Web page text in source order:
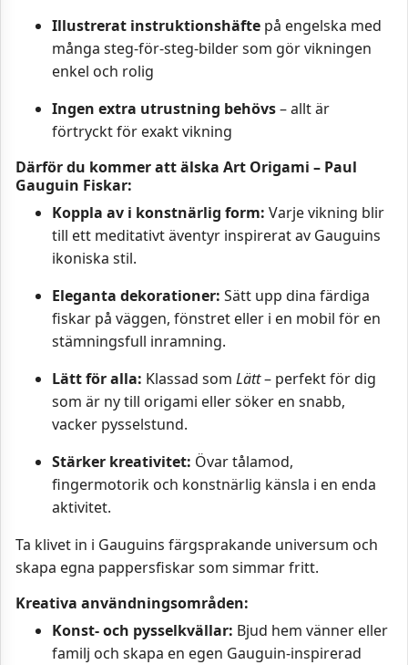
Illustrerat instruktionshäfte på engelska med
många steg-för-steg-bilder som gör vikningen
enkel och rolig
Ingen extra utrustning behövs– allt är
förtryckt för exakt vikning
Därför du kommer att älska Art Origami – Paul
Gauguin Fiskar:
Koppla av i konstnärlig form: Varje vikning blir
till ett meditativt äventyr inspirerat av Gauguins
ikoniska stil.
Eleganta dekorationer: Sätt upp dina färdiga
fiskar på väggen, fönstret eller i en mobil för en
stämningsfull inramning.
Lätt för alla: Klassad som Lätt– perfekt för dig
som är ny till origami eller söker en snabb,
vacker pysselstund.
Stärker kreativitet: Övar tålamod,
fingermotorik och konstnärlig känsla i en enda
aktivitet.
Ta klivet in i Gauguins färgsprakande universum och
skapa egna pappersfiskar som simmar fritt.
Kreativa användningsområden:
Konst- och pysselkvällar: Bjud hem vänner eller
familj och skapa en egen Gauguin-inspirerad